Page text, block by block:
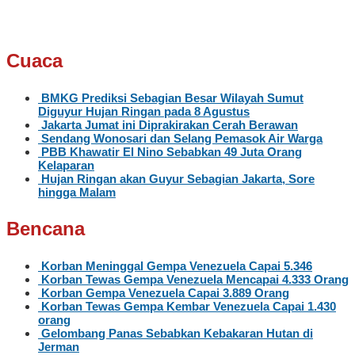
Cuaca
BMKG Prediksi Sebagian Besar Wilayah Sumut
Diguyur Hujan Ringan pada 8 Agustus
Jakarta Jumat ini Diprakirakan Cerah Berawan
Sendang Wonosari dan Selang Pemasok Air Warga
PBB Khawatir El Nino Sebabkan 49 Juta Orang
Kelaparan
Hujan Ringan akan Guyur Sebagian Jakarta, Sore
hingga Malam
Bencana
Korban Meninggal Gempa Venezuela Capai 5.346
Korban Tewas Gempa Venezuela Mencapai 4.333 Orang
Korban Gempa Venezuela Capai 3.889 Orang
Korban Tewas Gempa Kembar Venezuela Capai 1.430
orang
Gelombang Panas Sebabkan Kebakaran Hutan di
Jerman